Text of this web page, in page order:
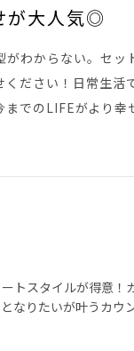
が大人気◎
わからない。セッ
ださい！日常生活
でのLIFEがより
トスタイルが得意！
なりたいが叶うカウ